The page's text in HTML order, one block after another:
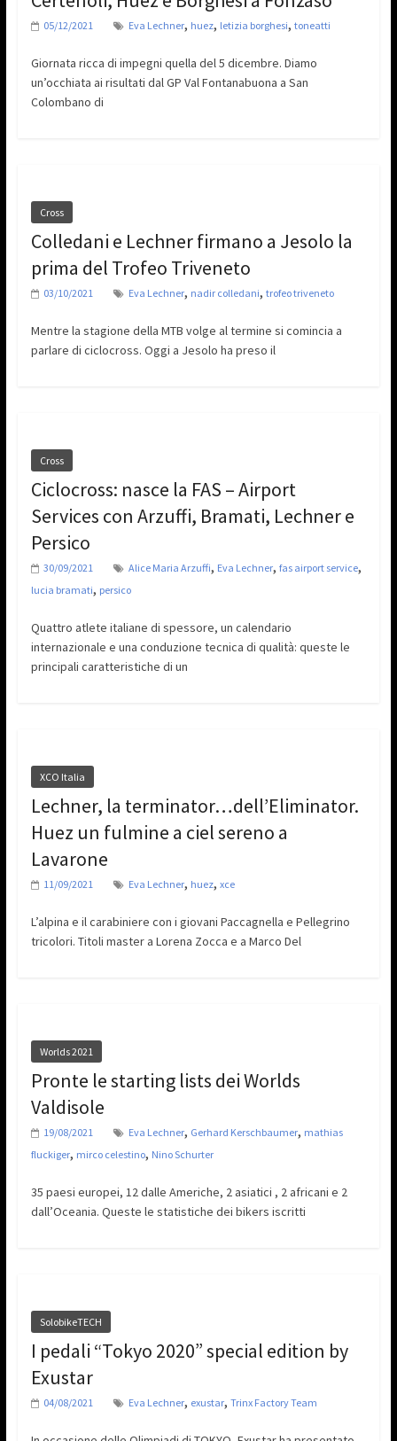
05/12/2021 Eva Lechner, huez, letizia borghesi, toneatti
Giornata ricca di impegni quella del 5 dicembre. Diamo
un’occhiata ai risultati dal GP Val Fontanabuona a San
Colombano di
Cross
Colledani e Lechner firmano a Jesolo la
prima del Trofeo Triveneto
03/10/2021 Eva Lechner, nadir colledani, trofeo triveneto
Mentre la stagione della MTB volge al termine si comincia a
parlare di ciclocross. Oggi a Jesolo ha preso il
Cross
Ciclocross: nasce la FAS – Airport
Services con Arzuffi, Bramati, Lechner e
Persico
30/09/2021 Alice Maria Arzuffi, Eva Lechner, fas airport service,
lucia bramati, persico
Quattro atlete italiane di spessore, un calendario
internazionale e una conduzione tecnica di qualità: queste le
principali caratteristiche di un
XCO Italia
Lechner, la terminator…dell’Eliminator.
Huez un fulmine a ciel sereno a
Lavarone
11/09/2021 Eva Lechner, huez, xce
L’alpina e il carabiniere con i giovani Paccagnella e Pellegrino
tricolori. Titoli master a Lorena Zocca e a Marco Del
Worlds 2021
Pronte le starting lists dei Worlds
Valdisole
19/08/2021 Eva Lechner, Gerhard Kerschbaumer, mathias
fluckiger, mirco celestino, Nino Schurter
35 paesi europei, 12 dalle Americhe, 2 asiatici , 2 africani e 2
dall’Oceania. Queste le statistiche dei bikers iscritti
SolobikeTECH
I pedali “Tokyo 2020” special edition by
Exustar
04/08/2021 Eva Lechner, exustar, Trinx Factory Team